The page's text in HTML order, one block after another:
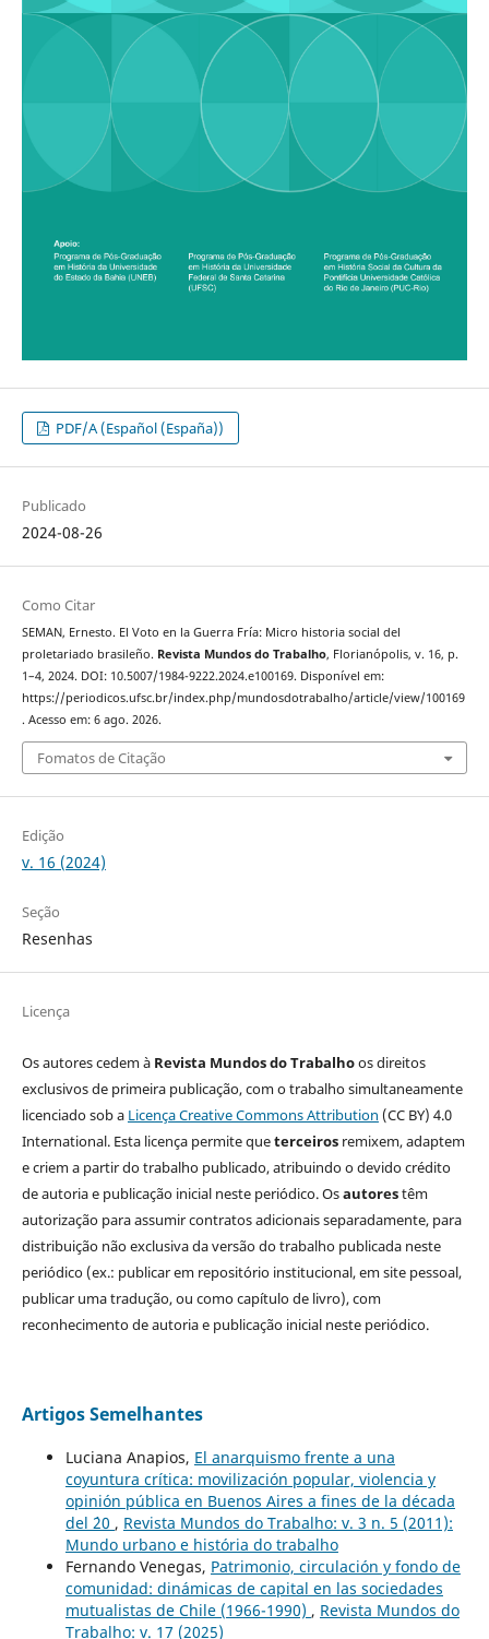
PDF/A (Español (España))
Publicado
2024-08-26
Como Citar
SEMAN, Ernesto. El Voto en la Guerra Fría: Micro historia social del
proletariado brasileño. Revista Mundos do Trabalho, Florianópolis, v. 16, p.
1–4, 2024. DOI: 10.5007/1984-9222.2024.e100169. Disponível em:
https://periodicos.ufsc.br/index.php/mundosdotrabalho/article/view/100169
. Acesso em: 6 ago. 2026.
Fomatos de Citação
Edição
v. 16 (2024)
Seção
Resenhas
Licença
Os autores cedem à Revista Mundos do Trabalhoos direitos
exclusivos de primeira publicação, com o trabalho simultaneamente
licenciado sob a Licença Creative Commons Attribution (CC BY) 4.0
International. Esta licença permite queterceirosremixem, adaptem
e criem a partir do trabalho publicado, atribuindo o devido crédito
de autoria e publicação inicial neste periódico. Osautorestêm
autorização para assumir contratos adicionais separadamente, para
distribuição não exclusiva da versão do trabalho publicada neste
periódico (ex.: publicar em repositório institucional, em site pessoal,
publicar uma tradução, ou como capítulo de livro), com
reconhecimento de autoria e publicação inicial neste periódico.
Artigos Semelhantes
Luciana Anapios, El anarquismo frente a una
coyuntura crítica: movilización popular, violencia y
opinión pública en Buenos Aires a fines de la década
del ´20 , Revista Mundos do Trabalho: v. 3 n. 5 (2011):
Mundo urbano e história do trabalho
Fernando Venegas, Patrimonio, circulación y fondo de
comunidad: dinámicas de capital en las sociedades
mutualistas de Chile (1966-1990) , Revista Mundos do
Trabalho: v. 17 (2025)